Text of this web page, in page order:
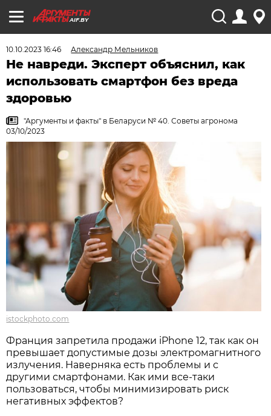
AIF.BY
10.10.2023 16:46 Александр Мельников
Не навреди. Эксперт объяснил, как
использовать смартфон без вреда
здоровью
"Аргументы и факты" в Беларуси № 40. Советы агронома
03/10/2023
istockphoto.com
Франция запретила продажи iPhone 12, так как он
превышает допустимые дозы электромагнитного
излучения. Наверняка есть проблемы и с
другими смартфонами. Как ими все-таки
пользоваться, чтобы минимизировать риск
негативных эффектов?